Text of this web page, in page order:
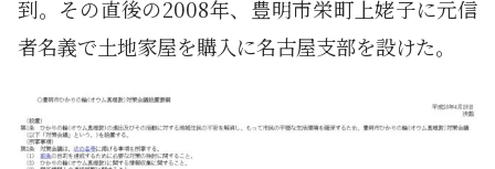
到。その直後の2008年、豊明市栄町上姥子に元信
者名義で土地家屋を購入に名古屋支部を設けた。